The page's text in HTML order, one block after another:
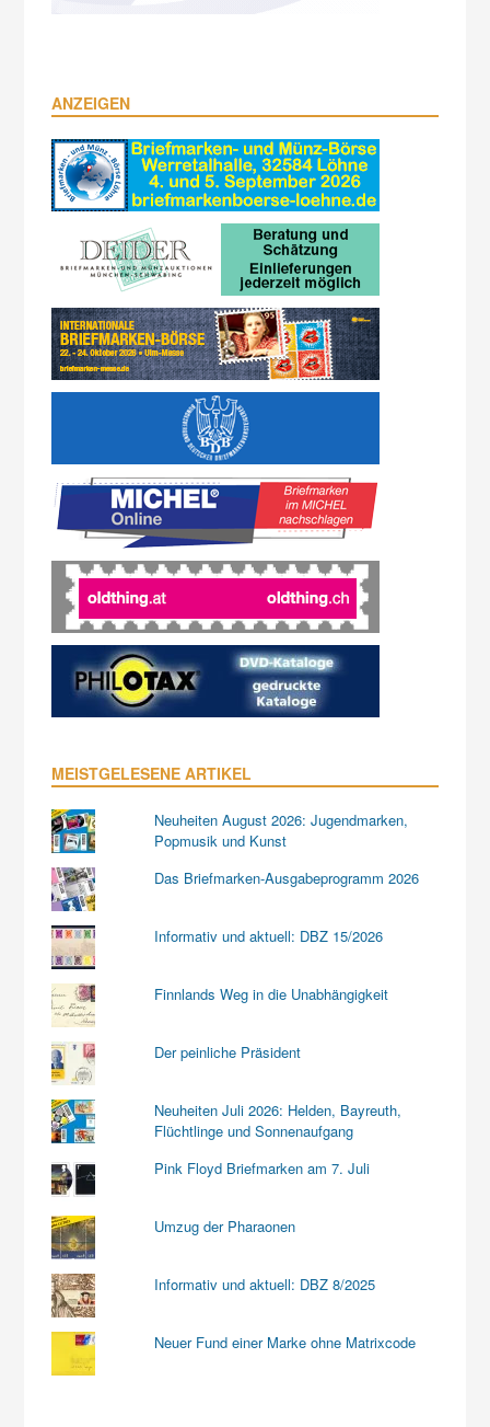
ANZEIGEN
MEISTGELESENE ARTIKEL
Neuheiten August 2026: Jugendmarken,
Popmusik und Kunst
Das Briefmarken-Ausgabeprogramm 2026
Informativ und aktuell: DBZ 15/2026
Finnlands Weg in die Unabhängigkeit
Der peinliche Präsident
Neuheiten Juli 2026: Helden, Bayreuth,
Flüchtlinge und Sonnenaufgang
Pink Floyd Briefmarken am 7. Juli
Umzug der Pharaonen
Informativ und aktuell: DBZ 8/2025
Neuer Fund einer Marke ohne Matrixcode